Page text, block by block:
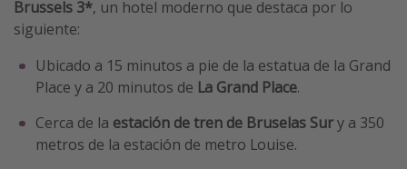
Brussels 3*, un hotel moderno que destaca por lo
siguiente:
Ubicado a 15 minutos a pie de la estatua de la Grand
Place y a 20 minutos de La Grand Place.
Cerca de la estación de tren de Bruselas Sury a 350
metros de la estación de metro Louise.